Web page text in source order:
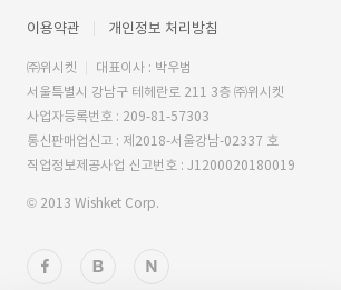
이용약관 개인정보 처리방침
㈜위시켓
대표이사 : 박우범
서울특별시 강남구 테헤란로 211 3층 ㈜위시켓
사업자등록번호 : 209-81-57303
통신판매업신고 : 제2018-서울강남-02337 호
직업정보제공사업 신고번호 : J1200020180019
© 2013 Wishket Corp.